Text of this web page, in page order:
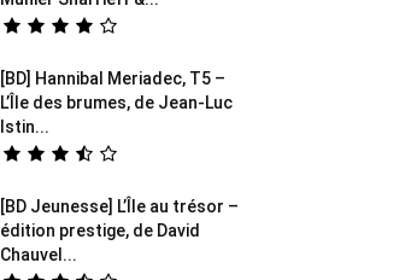
[BD] Hannibal Meriadec, T5 –
L’Île des brumes, de Jean-Luc
Istin...
[BD Jeunesse] L’Île au trésor –
édition prestige, de David
Chauvel...